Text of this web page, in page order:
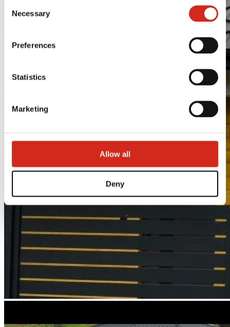
121387608.
Selection
Necessary
Preferences
Statistics
Marketing
Allow all
Deny